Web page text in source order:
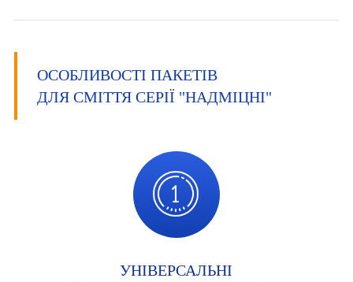
ОСОБЛИВОСТІ ПАКЕТІВ
ДЛЯ СМІТТЯ СЕРІЇ "НАДМІЦНІ"
УНІВЕРСАЛЬНІ